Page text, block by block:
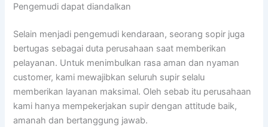
Pengemudi dapat diandalkan
Selain menjadi pengemudi kendaraan, seorang sopir juga
bertugas sebagai duta perusahaan saat memberikan
pelayanan. Untuk menimbulkan rasa aman dan nyaman
customer, kami mewajibkan seluruh supir selalu
memberikan layanan maksimal. Oleh sebab itu perusahaan
kami hanya mempekerjakan supir dengan attitude baik,
amanah dan bertanggung jawab.